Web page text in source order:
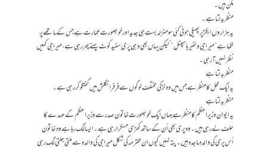
مگن ہیں ۔
منظر بدلتا ہے۔
یہ ہزاروں ایکڑ پر پھیلی ہوئی کئی سو منزلہ بہت ہی جدید اور خوبصورت عمارت ہے جس کے ماتھے پر
لکھا ہے ”میرا جی ولفیر ہاسپٹل“’ لیکن یہاں بھی وہی پری سفید کوٹ پہنے پھر رہی ہے، میرا جی کہیں
نظر نہیں آ رہی۔
منظر بدلتا ہے
یہ ایک محل کا منظر ہے جس میں وہ لڑکی مختلف لوگوں سے فرفر انگلش میں گفتگو کر رہی ہے۔
منظر بدلتا ہے
یہ ایوان وزیر اعظم کا منظر ہے جہاں ایک خوبصورت خاتون صدر سے وزیر اعظم کے عہدے کا
حلف لے رہی ہیں۔ وہ پری بھی اُن کے ساتھ کھڑی مسکرا رہی ہے۔ ایسا لگ رہا ہے وہ خاتون
اُس پری کی والدہ ماجدہ ہیں۔ پتہ نہیں کیوں ان محترمہ کی شکل میرا جی کی والدہ سے ملتی جلتی لگ رہی